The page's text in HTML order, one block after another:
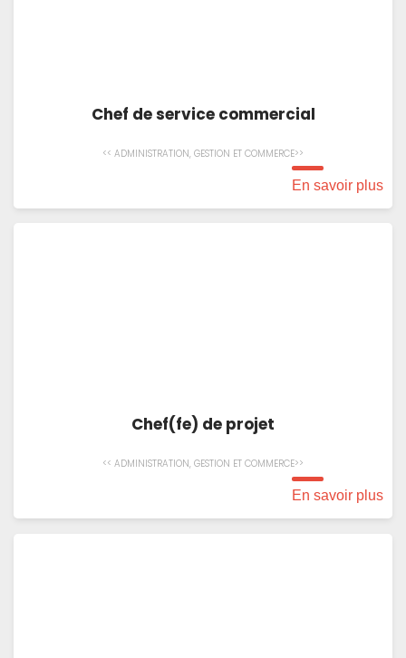
Chef de service commercial
<< ADMINISTRATION, GESTION ET COMMERCE>>
En savoir plus
Chef(fe) de projet
<< ADMINISTRATION, GESTION ET COMMERCE>>
En savoir plus